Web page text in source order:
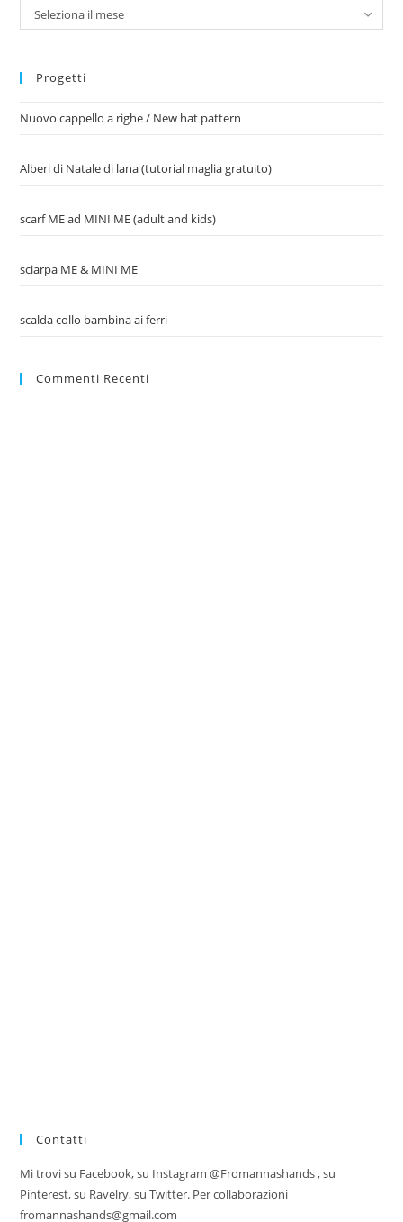
Archivi
Seleziona il mese
Progetti
Nuovo cappello a righe / New hat pattern
Alberi di Natale di lana (tutorial maglia gratuito)
scarf ME ad MINI ME (adult and kids)
sciarpa ME & MINI ME
scalda collo bambina ai ferri
Commenti Recenti
Contatti
Mi trovi su Facebook, su Instagram @Fromannashands , su
Pinterest, su Ravelry, su Twitter. Per collaborazioni
fromannashands@gmail.com